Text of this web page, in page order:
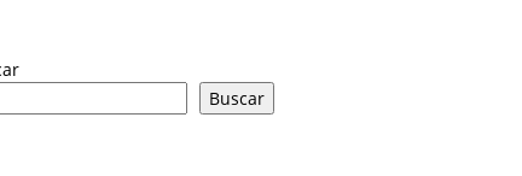
Buscar